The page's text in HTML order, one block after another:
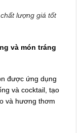
lượng giá tốt
và món tráng
được ứng dụng
và cocktail, tạo
và hương thơm